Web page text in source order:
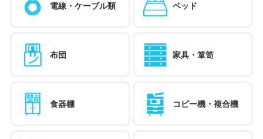
電線・ケーブル類 ベッド
布団 家具・箪笥
食器棚 コピー機・複合機